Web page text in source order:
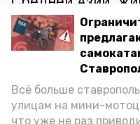
Всё больше
улицам на мини-
что уже не раз
России.
К слову, ранее
посвящённая
Москве,